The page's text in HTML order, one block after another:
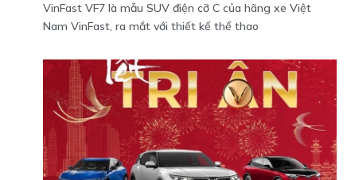
VinFast VF7 là mẫu SUV điện cỡ C của hãng xe Việt
Nam VinFast, ra mắt với thiết kế thể thao